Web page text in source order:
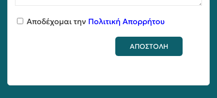
Αποδέχομαι την Πολιτική Απορρήτου
ΑΠΟΣΤΟΛΗ